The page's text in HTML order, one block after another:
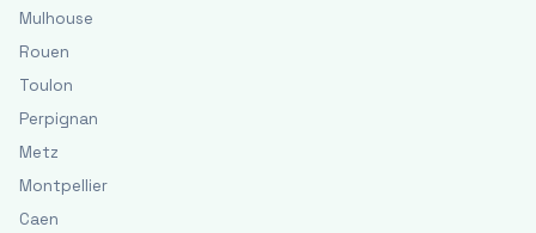
Mulhouse
Rouen
Toulon
Perpignan
Metz
Montpellier
Caen